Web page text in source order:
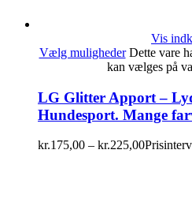
Vis
Vælg muligheder Dette vare
kan vælges på
LG Glitter Apport –
Hundesport. Mange
kr.175,00 – kr.225,00